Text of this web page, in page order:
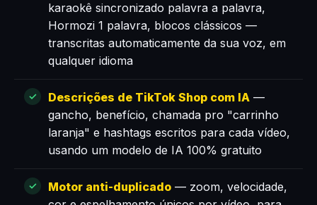
karaokê sincronizado palavra a palavra,
Hormozi 1 palavra, blocos clássicos —
transcritas automaticamente da sua voz, em
qualquer idioma
Descrições de TikTok Shop com IA —
gancho, benefício, chamada pro "carrinho
laranja" e hashtags escritos para cada vídeo,
usando um modelo de IA 100% gratuito
Motor anti-duplicado — zoom, velocidade,